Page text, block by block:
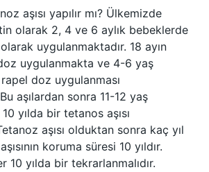
aşısı yapılır mı? Ülkemizde
olarak 2, 4 ve 6 aylık bebeklerde
uygulanmaktadır. 18 ayın
uygulanmakta ve 4-6 yaş
doz uygulanması
aşılardan sonra 11-12 yaş
yılda bir tetanos aşısı
aşısı olduktan sonra kaç yıl
koruma süresi 10 yıldır.
10 yılda bir tekrarlanmalıdır.